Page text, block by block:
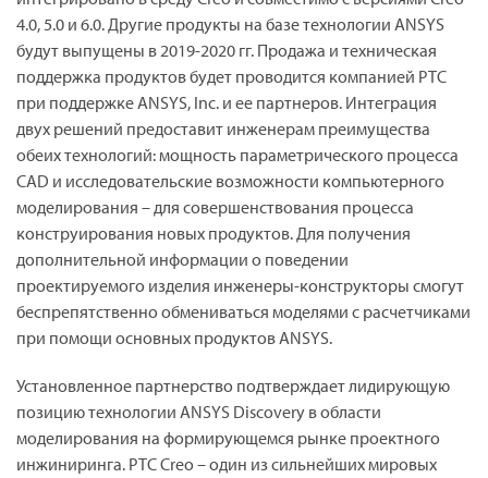
4.0, 5.0 и 6.0. Другие продукты на базе технологии ANSYS
будут выпущены в 2019-2020 гг. Продажа и техническая
поддержка продуктов будет проводится компанией PTC
при поддержке ANSYS, Inc. и ее партнеров. Интеграция
двух решений предоставит инженерам преимущества
обеих технологий: мощность параметрического процесса
CAD и исследовательские возможности компьютерного
моделирования – для совершенствования процесса
конструирования новых продуктов. Для получения
дополнительной информации о поведении
проектируемого изделия инженеры-конструкторы смогут
беспрепятственно обмениваться моделями с расчетчиками
при помощи основных продуктов ANSYS.
Установленное партнерство подтверждает лидирующую
позицию технологии ANSYS Discovery в области
моделирования на формирующемся рынке проектного
инжиниринга. PTC Creo – один из сильнейших мировых